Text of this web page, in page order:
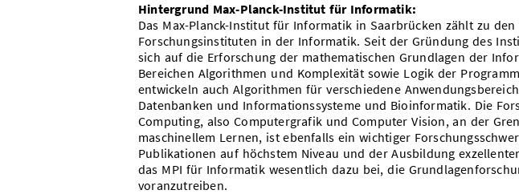
Hintergrund Max-Planck-Institut für Informatik:
Das Max-Planck-Institut für Informatik in Saarbrücken zählt zu
Forschungsinstituten in der Informatik. Seit der Gründung des
sich auf die Erforschung der mathematischen Grundlagen der
Bereichen Algorithmen und Komplexität sowie Logik der
entwickeln auch Algorithmen für verschiedene
Datenbanken und Informationssysteme und Bioinformatik. Die
Computing, also Computergrafik und Computer Vision, an der
maschinellem Lernen, ist ebenfalls ein wichtiger
Publikationen auf höchstem Niveau und der Ausbildung
das MPI für Informatik wesentlich dazu bei, die
voranzutreiben.